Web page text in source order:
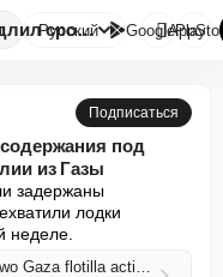
Израильский суд продлил срок с...
Русский GooglePlay

Подписаться
под
из Газы
задержаны
лодки
неделе.
Israeli court extends detention of two Gaza flotilla activists